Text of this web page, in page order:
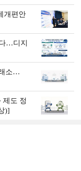
개편안
…디지
소…
제도 정
)]